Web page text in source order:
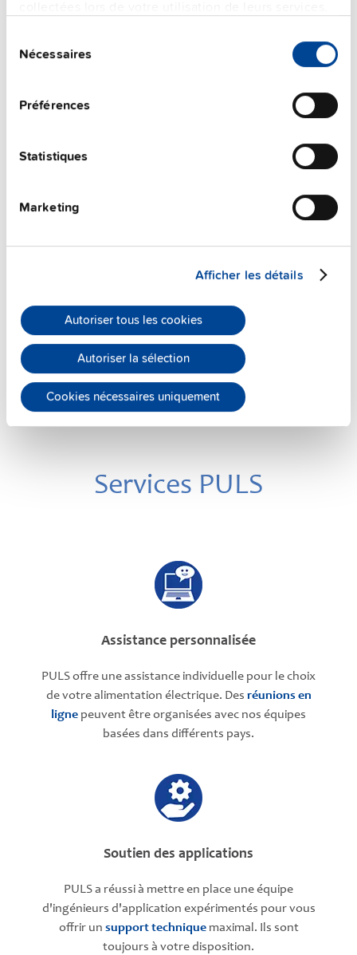
duNécessaires
Préférences
Statistiques
Marketing
Afficher les détails
Autoriser tous les cookies
Autoriser la sélection
Cookies nécessaires uniquement
Kit de montage mural
Fiche technique
Détails
Services PULS
Assistance personnalisée
PULS offre une assistance individuelle pour le choix
de votre alimentation électrique. Des réunions en
ligne peuvent être organisées avec nos équipes
basées dans différents pays.
Soutien des applications
PULS a réussi à mettre en place une équipe
d'ingénieurs d'application expérimentés pour vous
offrir un support techniquemaximal. Ils sont
toujours à votre disposition.